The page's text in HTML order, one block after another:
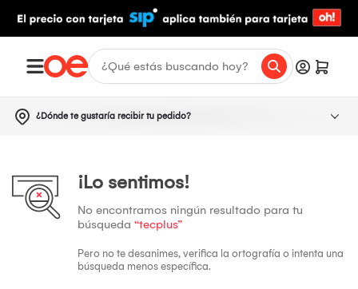
¿Dónde te gustaría recibir tu pedido?
¡Lo sentimos!
No encontramos ningún resultado para tu
búsqueda “tecplus”
Pero no te desanimes, verifica la ortografía o intenta una
búsqueda menos específica.